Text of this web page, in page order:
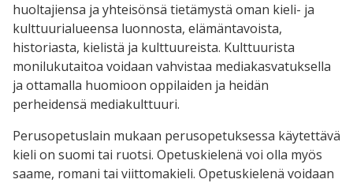
huoltajiensa ja yhteisönsä tietämystä oman kieli- ja
kulttuurialueensa luonnosta, elämäntavoista,
historiasta, kielistä ja kulttuureista. Kulttuurista
monilukutaitoa voidaan vahvistaa mediakasvatuksella
ja ottamalla huomioon oppilaiden ja heidän
perheidensä mediakulttuuri.
Perusopetuslain mukaan perusopetuksessa käytettävä
kieli on suomi tai ruotsi. Opetuskielenä voi olla myös
saame, romani tai viittomakieli. Opetuskielenä voidaan